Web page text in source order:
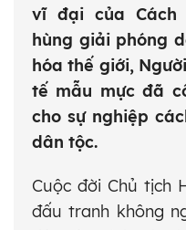
vĩ đại của Cách
hùng giải phóng
hóa thế giới,
tế mẫu mực đã
cho sự nghiệp
dân tộc.
Cuộc đời Chủ tịch
đấu tranh không